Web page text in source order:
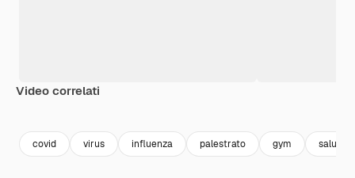
Video correlati
covid virus influenza palestrato gym salute